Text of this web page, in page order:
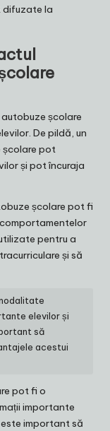
difuzate la
școlare
De pildă, un
școlare pot
și pot încuraja
școlare pot fi
pentru a
și să
elevilor și
să
acestui
pot fi o
importante
important să